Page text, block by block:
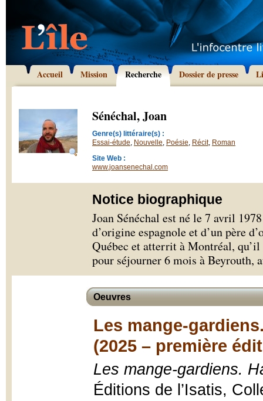
Accueil Mission Recherche Dossier de presse
Sénéchal, Joan
Genre(s) littéraire(s) :
Essai-étude, Nouvelle, Poésie, Récit, Roman
Site Web :
www.joansenechal.com
Notice biographique
Joan Sénéchal est né le 7 avril
d’origine espagnole et d’un père
Québec et atterrit à Montréal,
pour séjourner 6 mois à Beyrouth,
Oeuvres
Les mange-
(2025 – première
Les mange-gardiens.
Éditions de l’Isatis,